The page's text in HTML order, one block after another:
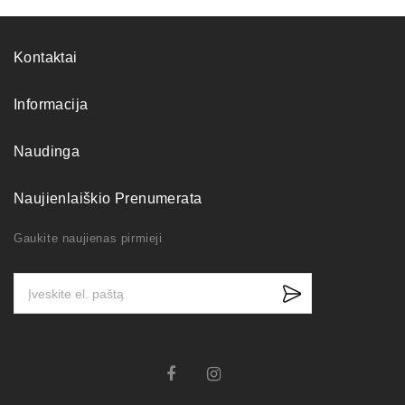
Kontaktai
Informacija
Naudinga
Naujienlaiškio Prenumerata
Gaukite naujienas pirmieji